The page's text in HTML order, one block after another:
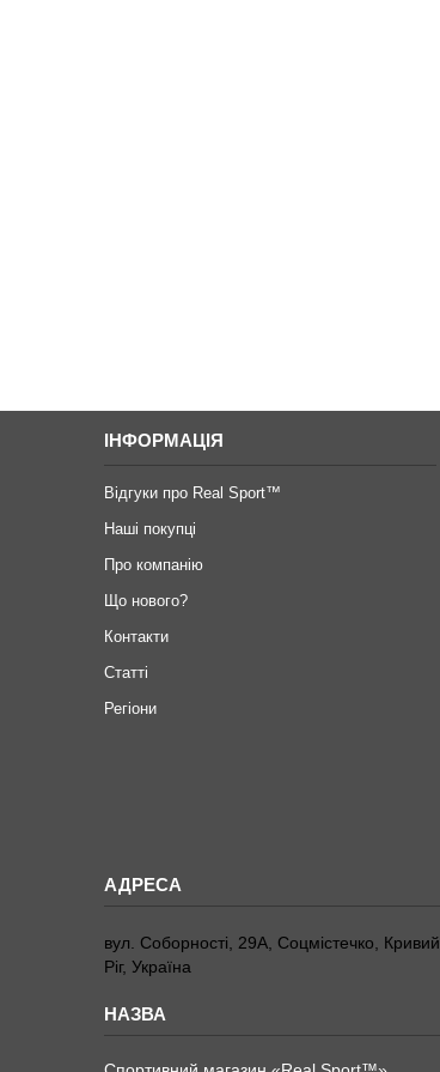
ІНФОРМАЦІЯ
Відгуки про Real Sport™
Наші покупці
Про компанію
Що нового?
Контакти
Статті
Регіони
вул. Соборності, 29А, Соцмістечко, Кривий
Ріг, Україна